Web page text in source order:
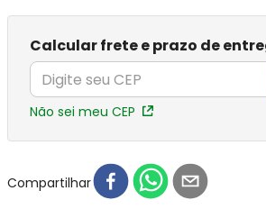
Calcular frete e prazo de
Não sei meu CEP
Compartilhar